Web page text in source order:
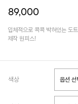
89,000
입체적으로 콕콕 박혀있는 도
제작 원피스!
색상